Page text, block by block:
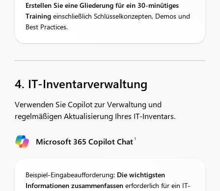
Erstellen Sie eine Gliederung für ein 30-minütiges
Training einschließlich Schlüsselkonzepten, Demos und
Best Practices.
4. IT-Inventarverwaltung
Verwenden Sie Copilot zur Verwaltung und
regelmäßigen Aktualisierung Ihres IT-Inventars.
Microsoft 365 Copilot Chat 1
Beispiel-Eingabeaufforderung: Die wichtigsten
Informationen zusammenfassen erforderlich für ein IT-